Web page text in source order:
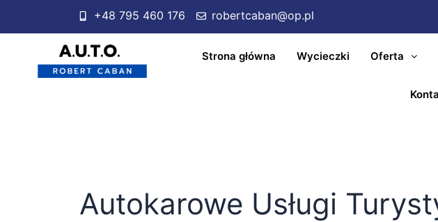
+48 795 460 176 robertcaban@op.pl
Strona główna Wycieczki Oferta
Autokarowe Usługi